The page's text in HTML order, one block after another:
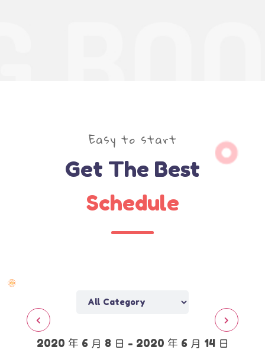
Easy to start
Get The Best
Schedule
2020 年 6 月 8 日 - 2020 年 6 月 14 日